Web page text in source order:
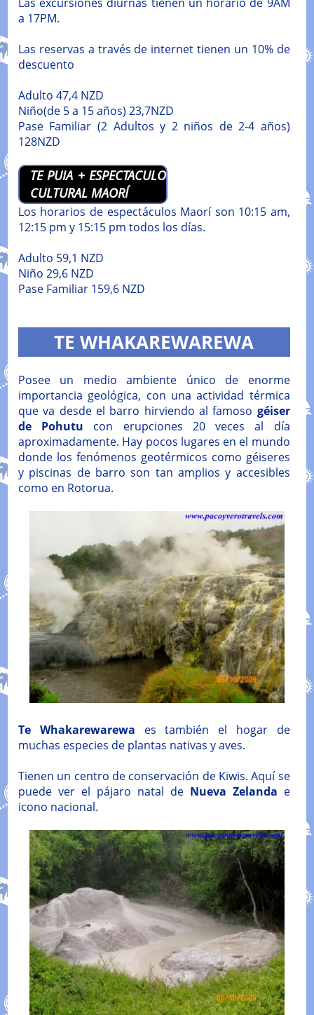
Las excursiones diurnas tienen un horario de 9AM
a 17PM.
Las reservas a través de internet tienen un 10% de
descuento
Adulto 47,4 NZD
Niño(de 5 a 15 años) 23,7NZD
Pase Familiar (2 Adultos y 2 niños de 2-4 años)
128NZD
TE PUIA + ESPECTACULO
CULTURAL MAORÍ
Los horarios de espectáculos Maorí son 10:15 am,
12:15 pm y 15:15 pm todos los días.
Adulto 59,1 NZD
Niño 29,6 NZD
Pase Familiar 159,6 NZD
TE WHAKAREWAREWA
Posee un medio ambiente único de enorme
importancia geológica, con una actividad térmica
que va desde el barro hirviendo al famoso géiser
de Pohutu con erupciones 20 veces al día
aproximadamente. Hay pocos lugares en el mundo
donde los fenómenos geotérmicos como géiseres
y piscinas de barro son tan amplios y accesibles
como en Rotorua.
Te Whakarewarewa es también el hogar de
muchas especies de plantas nativas y aves.
Tienen un centro de conservación de Kiwis. Aquí se
puede ver el pájaro natal de Nueva Zelanda e
icono nacional.